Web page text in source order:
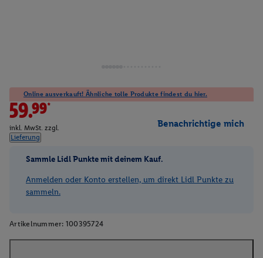
Online ausverkauft! Ähnliche tolle Produkte findest du hier.
59.99*
inkl. MwSt. zzgl.
Lieferung
Benachrichtige mich
Sammle Lidl Punkte mit deinem Kauf.
Anmelden oder Konto erstellen, um direkt Lidl Punkte zu
sammeln.
Artikelnummer: 100395724